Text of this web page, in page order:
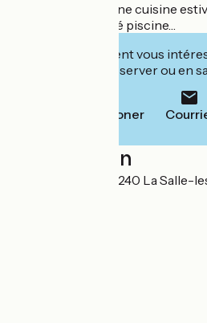
En été, savourez une cuisine
décontractée côté piscine…
Cet établissement vous
leur site pour réserver ou en
Téléphoner
Localisation
4 Route du Bez 05240 La Salle-